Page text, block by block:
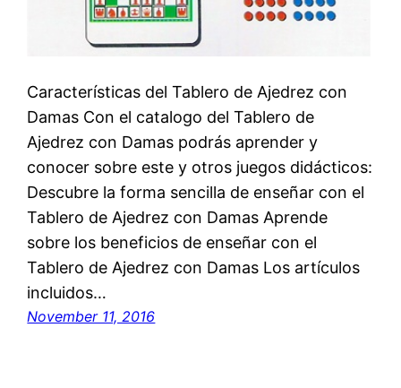
Características del Tablero de Ajedrez con
Damas Con el catalogo del Tablero de
Ajedrez con Damas podrás aprender y
conocer sobre este y otros juegos didácticos:
Descubre la forma sencilla de enseñar con el
Tablero de Ajedrez con Damas Aprende
sobre los beneficios de enseñar con el
Tablero de Ajedrez con Damas Los artículos
incluidos…
November 11, 2016